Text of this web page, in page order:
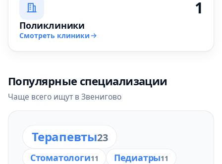
1
Поликлиники
Смотреть клиники
Популярные специализации
Чаще всего ищут в Звенигово
Терапевты23
Стоматологи11 Педиатры11